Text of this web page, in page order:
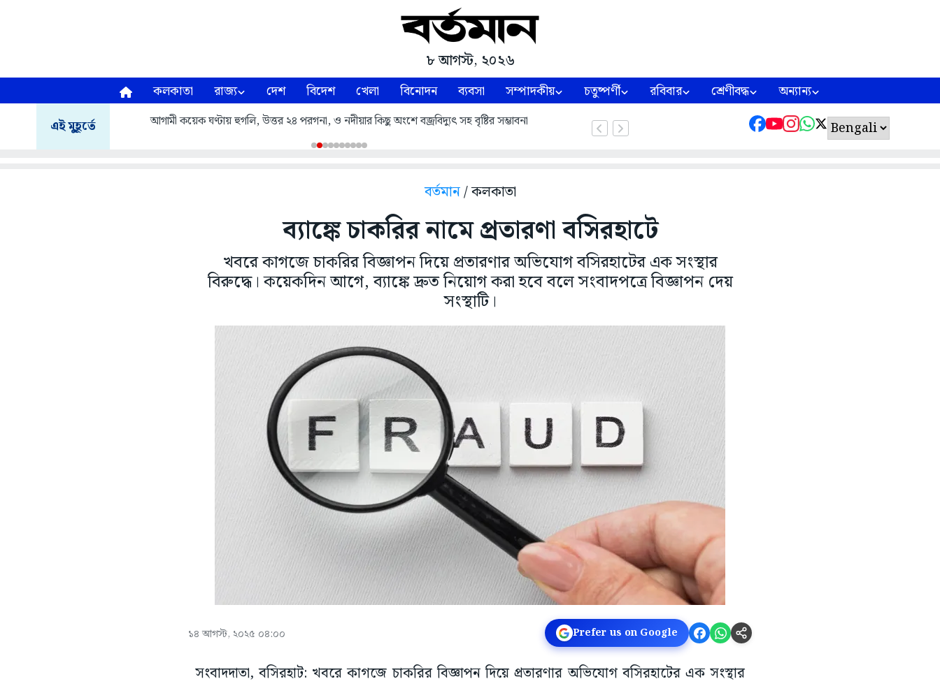
৮ আগস্ট, ২০২৬
কলকাতা রাজ্য দেশ বিদেশ খেলা বিনোদন ব্যবসা সম্পাদকীয় চতুষ্পর্ণী রবিবার শ্রেণীবদ্ধ অন্যান্য
এই মুহূর্তে আগামী কয়েক ঘণ্টায় হুগলি, উত্তর ২৪ পরগনা, ও নদীয়ার কিছু অংশে বজ্রবিদ্যুৎ সহ বৃষ্টির সম্ভাবনা
বর্তমান/ কলকাতা
ব্যাঙ্কে চাকরির নামে প্রতারণা বসিরহাটে
খবরে কাগজে চাকরির বিজ্ঞাপন দিয়ে প্রতারণার অভিযোগ বসিরহাটের এক সংস্থার
বিরুদ্ধে। কয়েকদিন আগে, ব্যাঙ্কে দ্রুত নিয়োগ করা হবে বলে সংবাদপত্রে বিজ্ঞাপন দেয়
সংস্থাটি।
১৪ আগস্ট, ২০২৫ ০৪:০০ Prefer us on Google
সংবাদদাতা, বসিরহাট: খবরে কাগজে চাকরির বিজ্ঞাপন দিয়ে প্রতারণার অভিযোগ বসিরহাটের এক সংস্থার